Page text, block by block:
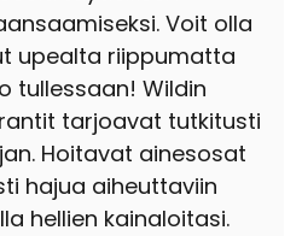
Voit olla
upealta riippumatta
tullessaan! Wildin
tarjoavat tutkitusti
Hoitavat ainesosat
hajua aiheuttaviin
hellien kainaloitasi.